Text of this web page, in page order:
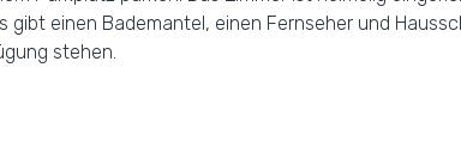
einen Bademantel, einen Fernseher und
stehen.